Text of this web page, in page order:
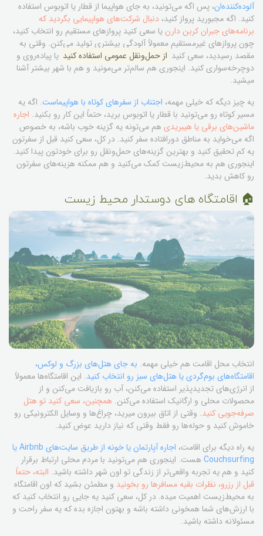
آلوده‌کننده‌ان، پس اگه می‌تونید، به جای هواپیما از قطار یا اتوبوس استفاده
کنید. اگه مجبورید پرواز کنید، دنبال شرکت‌های هواپیمایی بگردید که
برنامه‌های جبران کربن دارنیا سعی کنید پروازهای مستقیم رو انتخاب کنید،
چون پروازهای غیرمستقیم معمولاً آلودگی بیشتری تولید می‌کنن. وقتی به
مقصد رسیدید، سعی کنید از حمل‌ونقل عمومی استفاده کنید یا پیاده‌روی و
دوچرخه‌سواری کنید. اینجوری هم سالم‌تر می‌مونید و هم با شهر بیشتر آشنا
میشید.
یه چیز دیگه که خیلی مهمه، اجتناب از سفرهای کوتاه با هواپیماست. اگه یه
مسیر کوتاه رو می‌تونید با قطار یا اتوبوس برید، حتماً این کار رو بکنید. اجاره
ماشین‌های برقی یا هیبریدی هم می‌تونه یه گزینه خوب باشه، به خصوص
اگه می‌خواید به مناطق دورافتاده سفر کنید. در کل، سعی کنید قبل از سفرتون
یه کم تحقیق کنید و بهترین گزینه‌های حمل‌ونقل رو برای خودتون پیدا کنید.
اینجوری هم به محیط‌زیست کمک می‌کنید و هم ممکنه هزینه‌های سفرتون
رو کاهش بدید.
🏠 اقامتگاه های دوستدار محیط زیست
انتخاب محل اقامت هم خیلی مهمه. به جای هتل‌های بزرگ و لوکس،
اقامتگاه‌های بوم‌گردی یا هتل‌های سبز رو انتخاب کنید. این اقامتگاه‌ها معمولاً
از انرژی‌های تجدیدپذیر استفاده می‌کنن، آب رو بازیافت می‌کنن و از
محصولات محلی و ارگانیک استفاده می‌کنن. همچنین، سعی کنید تو هتل
صرفه‌جویی کنید. وقتی از اتاق بیرون میرید، چراغ‌ها و وسایل الکترونیکی رو
خاموش کنید و حوله‌ها رو فقط وقتی که نیاز دارید عوض کنید.
یه راه دیگه برای اقامت،
اجاره آپارتمان یا خونه از طریق سایت‌های Airbnb یا
Couchsurfing هست. اینجوری هم می‌تونید با مردم محلی ارتباط برقرار
کنید و هم یه تجربه واقعی‌تر از زندگی تو اون شهر داشته باشید. البته، حتماً
قبل از رزرو، نظرات بقیه مسافرها رو بخونید و مطمئن بشید که اون اقامتگاه
به محیط‌زیست اهمیت میده. در کل، سعی کنید یه جایی رو انتخاب کنید که
با ارزش‌های شما همخونی داشته باشه و بهتون اجازه بده که یه سفر راحت و
مسئولانه داشته باشید.